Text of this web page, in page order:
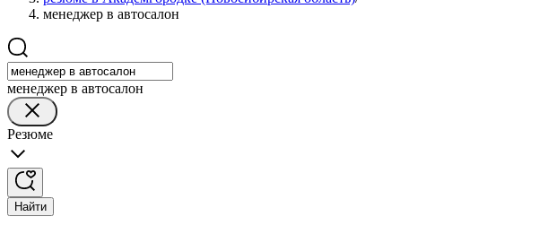
менеджер в автосалон
менеджер в автосалон
Резюме
Найти